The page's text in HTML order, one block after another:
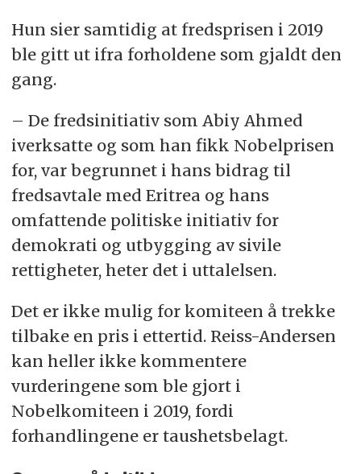
Hun sier samtidig at fredsprisen i 2019
ble gitt ut ifra forholdene som gjaldt den
gang.
– De fredsinitiativ som Abiy Ahmed
iverksatte og som han fikk Nobelprisen
for, var begrunnet i hans bidrag til
fredsavtale med Eritrea og hans
omfattende politiske initiativ for
demokrati og utbygging av sivile
rettigheter, heter det i uttalelsen.
Det er ikke mulig for komiteen å trekke
tilbake en pris i ettertid. Reiss-Andersen
kan heller ikke kommentere
vurderingene som ble gjort i
Nobelkomiteen i 2019, fordi
forhandlingene er taushetsbelagt.